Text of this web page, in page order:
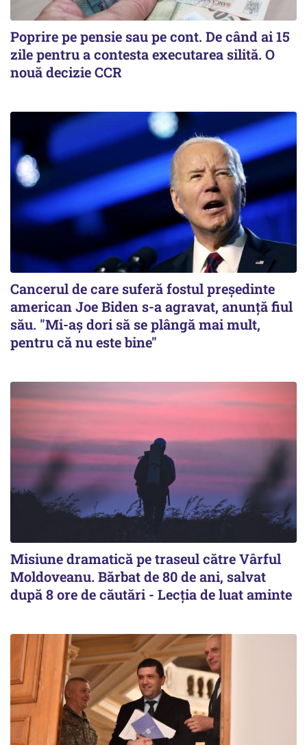
Poprire pe pensie sau pe cont. De când ai 15
zile pentru a contesta executarea silită. O
nouă decizie CCR
Cancerul de care suferă fostul preşedinte
american Joe Biden s-a agravat, anunță fiul
său. "Mi-aș dori să se plângă mai mult,
pentru că nu este bine"
Misiune dramatică pe traseul către Vârful
Moldoveanu. Bărbat de 80 de ani, salvat
după 8 ore de căutări - Lecția de luat aminte